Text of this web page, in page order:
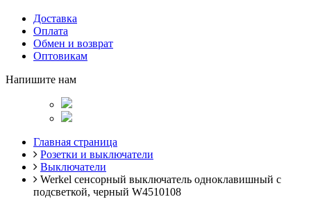
Доставка
Оплата
Обмен и возврат
Оптовикам
Напишите нам
Главная страница
Розетки и выключатели
Выключатели
Werkel сенсорный выключатель одноклавишный с
подсветкой, черный W4510108